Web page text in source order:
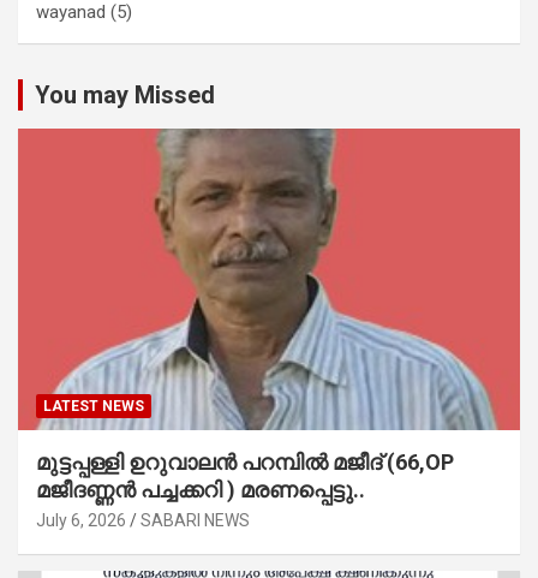
wayanad (5)
You may Missed
LATEST NEWS
മുട്ടപ്പള്ളി ഉറുവാലൻ പറമ്പിൽ മജീദ് (66,OP
മജീദണ്ണൻ പച്ചക്കറി ) മരണപ്പെട്ടു..
July 6, 2026 SABARI NEWS